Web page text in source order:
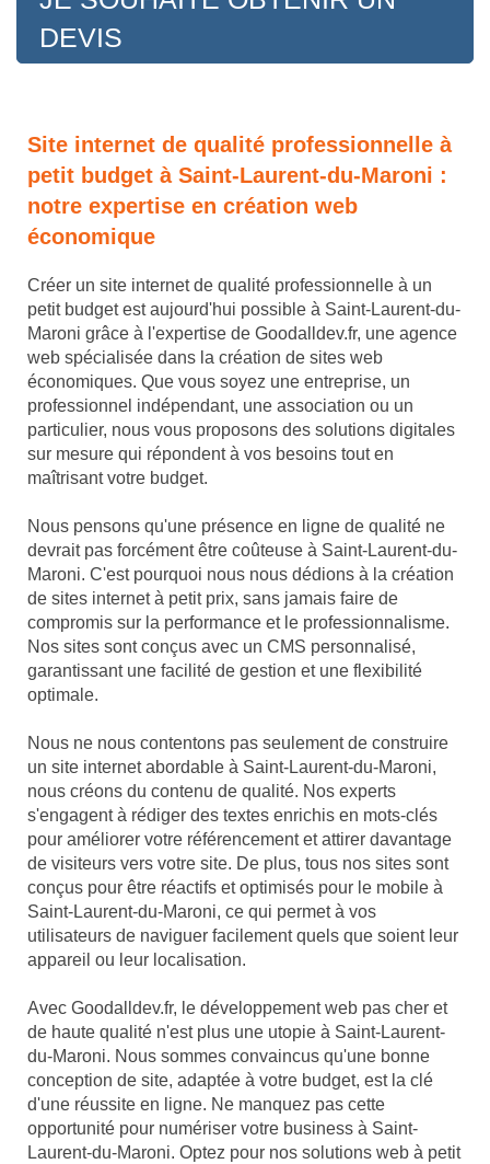
DEVIS
Site internet de qualité professionnelle à
petit budget à Saint-Laurent-du-Maroni :
notre expertise en création web
économique
Créer un site internet de qualité professionnelle à un
petit budget est aujourd'hui possible à Saint-Laurent-du-
Maroni grâce à l'expertise de Goodalldev.fr, une agence
web spécialisée dans la création de sites web
économiques. Que vous soyez une entreprise, un
professionnel indépendant, une association ou un
particulier, nous vous proposons des solutions digitales
sur mesure qui répondent à vos besoins tout en
maîtrisant votre budget.
Nous pensons qu'une présence en ligne de qualité ne
devrait pas forcément être coûteuse à Saint-Laurent-du-
Maroni. C'est pourquoi nous nous dédions à la création
de sites internet à petit prix, sans jamais faire de
compromis sur la performance et le professionnalisme.
Nos sites sont conçus avec un CMS personnalisé,
garantissant une facilité de gestion et une flexibilité
optimale.
Nous ne nous contentons pas seulement de construire
un site internet abordable à Saint-Laurent-du-Maroni,
nous créons du contenu de qualité. Nos experts
s'engagent à rédiger des textes enrichis en mots-clés
pour améliorer votre référencement et attirer davantage
de visiteurs vers votre site. De plus, tous nos sites sont
conçus pour être réactifs et optimisés pour le mobile à
Saint-Laurent-du-Maroni, ce qui permet à vos
utilisateurs de naviguer facilement quels que soient leur
appareil ou leur localisation.
Avec Goodalldev.fr, le développement web pas cher et
de haute qualité n'est plus une utopie à Saint-Laurent-
du-Maroni. Nous sommes convaincus qu'une bonne
conception de site, adaptée à votre budget, est la clé
d'une réussite en ligne. Ne manquez pas cette
opportunité pour numériser votre business à Saint-
Laurent-du-Maroni. Optez pour nos solutions web à petit